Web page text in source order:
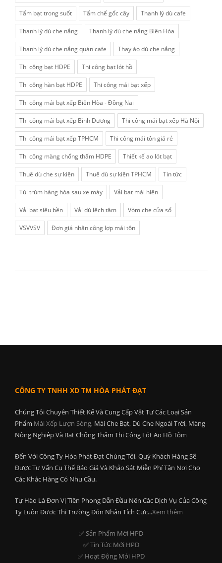
Tấm bạt trong suốt Tấm chế gốc cây Thanh lý dù cafe
Thanh lý dù che nắng Thanh lý dù che nắng Biên Hòa
Thanh lý dù che nắng quán cafe Thay áo dù che nắng
Thi công bạt HDPE Thi công bạt lót hồ
Thi công hàn bạt HDPE Thi công mái bạt xếp
Thi công mái bạt xếp Biên Hòa - Đồng Nai
Thi công mái bạt xếp Bình Dương Thi công mái bạt xếp Hà Nội
Thi công mái bạt xếp TPHCM Thi công mái tôn giá rẻ
Thi công màng chống thấm HDPE Thiết kế ao lót bạt
Thuê dù che sự kiện Thuê dù sự kiện TPHCM Tin tức
Túi trùm hàng hóa sau xe máy Vải bạt mái hiên
Vải bạt siêu bền Vải dù lệch tâm Vòm che cửa sổ
VSVVSV Đơn giá nhân công lợp mái tôn
CÔNG TY TNHH XD TM HÒA PHÁT ĐẠT
Chúng Tôi Chuyên Thiết Kế Và Cung Cấp Vật Tư Các Loại Sản
Phẩm Mái Xếp Lượn Sóng, Mái Che Bạt, Dù Che Ngoài Trời, Màng
Nông Nghiệp Và Bạt Chống Thấm Thi Công Lót Ao Hồ Tôm
Đến Với Công Ty Hòa Phát Đạt Chúng Tôi, Quý Khách Hàng Sẽ
Được Tư Vấn Cụ Thể Báo Giá Và Khảo Sát Miễn Phí Tận Nơi Cho
Các Khác Hàng Có Nhu Cầu.
Tự Hào Là Đơn Vị Tiên Phong Dẫn Đầu Nên Các Dịch Vụ Của Công
Ty Luôn Được Thị Trường Đón Nhận Tích Cực...Xem thêm
✅ Sản Phẩm Mới HPD
✅ Tin Tức Mới HPD
✅ Hoạt Động Mới HPD